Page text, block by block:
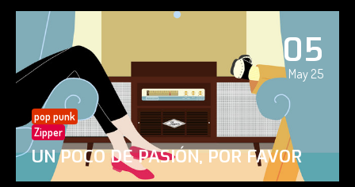
05
May 25
pop punk
Zipper
UN POCO DE PASIÓN, POR FAVOR